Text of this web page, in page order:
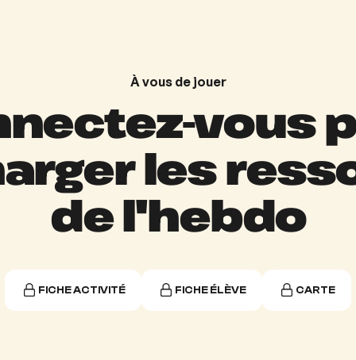
À vous de jouer
vous
les
de l'hebdo
FICHE ACTIVITÉ FICHE ÉLÈVE CARTE